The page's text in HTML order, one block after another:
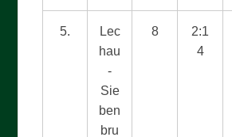
5.
Lec
hau
-
Sie
ben
bru
8
2:1
4